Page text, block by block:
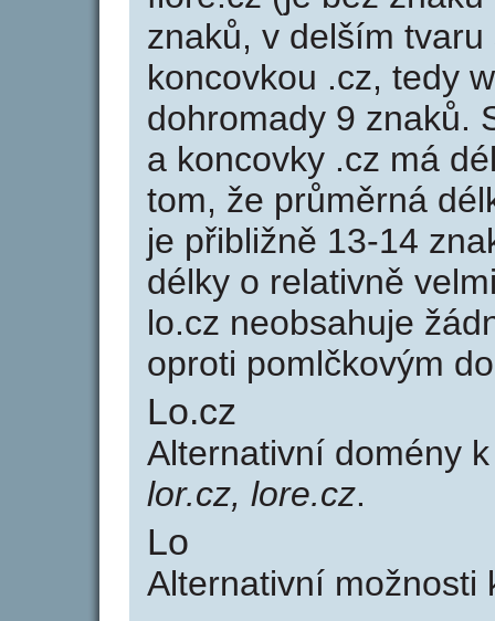
znaků, v delším
koncovkou .cz, tedy
dohromady 9 znaků.
a koncovky .cz má
tom, že průměrná
je přibližně 13-14
délky o relativně
lo.cz neobsahuje
oproti pomlčkovým
Lo.cz
Alternativní domény
lor.cz, lore.cz.
Lo
Alternativní možnosti